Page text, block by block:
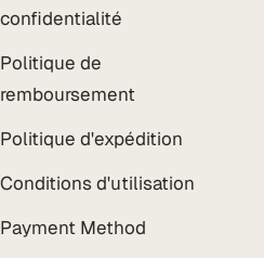
confidentialité
Politique de
remboursement
Politique d'expédition
Conditions d'utilisation
Payment Method